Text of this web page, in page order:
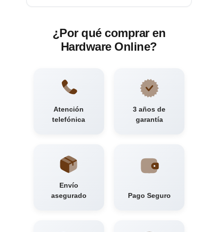
¿Por qué comprar en
Hardware Online?
Atención
telefónica
3 años de
garantía
Envío
asegurado
Pago Seguro